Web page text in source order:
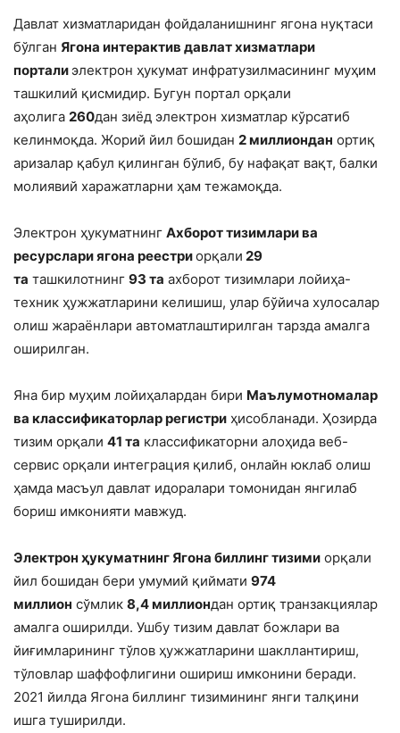
Давлат хизматларидан фойдаланишнинг ягона нуқтаси
бўлган Ягона интерактив давлат хизматлари
порталиэлектрон ҳукумат инфратузилмасининг муҳим
ташкилий қисмидир. Бугун портал орқали
аҳолига 260дан зиёд электрон хизматлар кўрсатиб
келинмоқда. Жорий йил бошидан 2 миллиондан ортиқ
аризалар қабул қилинган бўлиб, бу нафақат вақт, балки
молиявий харажатларни ҳам тежамоқда.
Электрон ҳукуматнинг Ахборот тизимлари ва
ресурслари ягона реестриорқали 29
та ташкилотнинг 93 та ахборот тизимлари лойиҳа-
техник ҳужжатларини келишиш, улар бўйича хулосалар
олиш жараёнлари автоматлаштирилган тарзда амалга
оширилган.
Яна бир муҳим лойиҳалардан бири Маълумотномалар
ва классификаторлар регистри ҳисобланади. Ҳозирда
тизим орқали 41 та классификаторни алоҳида веб-
сервис орқали интеграция қилиб, онлайн юклаб олиш
ҳамда масъул давлат идоралари томонидан янгилаб
бориш имконияти мавжуд.
Электрон ҳукуматнинг Ягона биллинг тизими орқали
йил бошидан бери умумий қиймати 974
миллион сўмлик 8,4 миллиондан ортиқ транзакциялар
амалга оширилди. Ушбу тизим давлат божлари ва
йиғимларининг тўлов ҳужжатларини шакллантириш,
тўловлар шаффофлигини ошириш имконини беради.
2021 йилда Ягона биллинг тизимининг янги талқини
ишга туширилди.